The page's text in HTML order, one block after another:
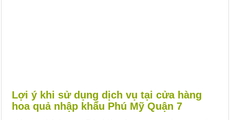
Lợi ý khi sử dụng dịch vụ tại cửa hàng
hoa quả nhập khẩu Phú Mỹ Quận 7